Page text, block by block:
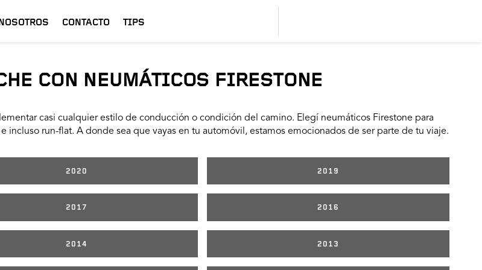
NOSOTROS CONTACTO TIPS
CON NEUMÁTICOS FIRESTONE
casi cualquier estilo de conducción o condición del camino. Elegí neumáticos Firestone para
run-flat. A donde sea que vayas en tu automóvil, estamos emocionados de ser parte de tu viaje.
2020 2019
2017 2016
2014 2013